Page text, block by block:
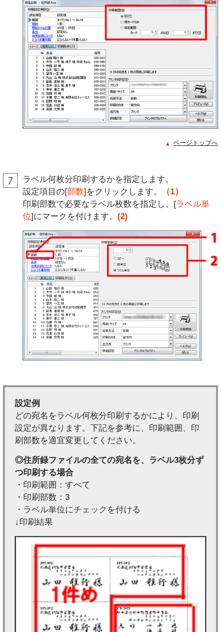
ページトップへ
ラベル何枚分印刷するかを指定します。
設定項目の[部数]をクリックします。
（1）
印刷部数で必要なラベル枚数を指定し、[ラベル単
位]にマークを付けます。 (2)
設定例
どの宛名をラベル何枚分印刷するかにより、印刷
設定が異なります。下記を参考に、印刷範囲、印
刷部数を適宜変更してください。
◎住所録ファイルの全ての宛名を、ラベル3枚分ず
つ印刷する場合
・印刷範囲：すべて
・印刷部数：3
・ラベル単位にチェックを付ける
↓印刷結果